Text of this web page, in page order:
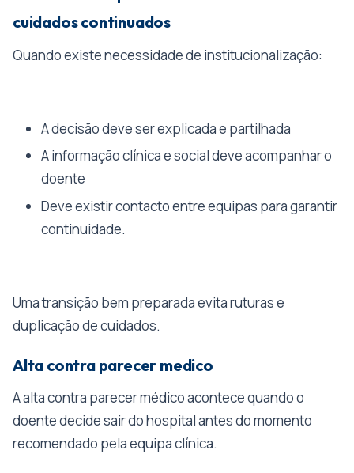
cuidados continuados
Quando existe necessidade de institucionalização:
A decisão deve ser explicada e partilhada
A informação clínica e social deve acompanhar o
doente
Deve existir contacto entre equipas para garantir
continuidade.
Uma transição bem preparada evita ruturas e
duplicação de cuidados.
Alta contra parecer medico
A alta contra parecer médico acontece quando o
doente decide sair do hospital antes do momento
recomendado pela equipa clínica.